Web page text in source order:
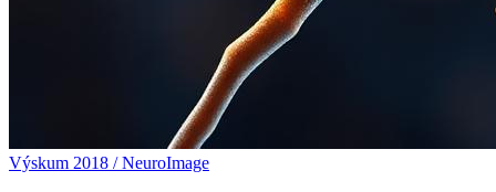
Výskum 2018 / NeuroImage